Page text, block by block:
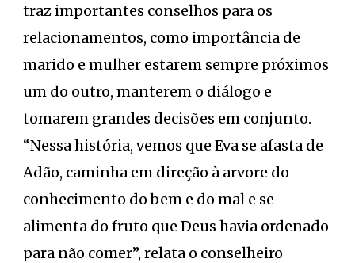
traz importantes conselhos para os
relacionamentos, como importância de
marido e mulher estarem sempre próximos
um do outro, manterem o diálogo e
tomarem grandes decisões em conjunto.
“Nessa história, vemos que Eva se afasta de
Adão, caminha em direção à arvore do
conhecimento do bem e do mal e se
alimenta do fruto que Deus havia ordenado
para não comer”, relata o conselheiro